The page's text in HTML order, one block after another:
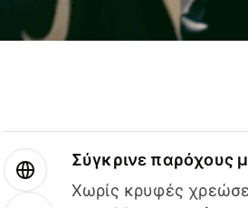
Σύγκρινε παρόχους
Χωρίς κρυφές